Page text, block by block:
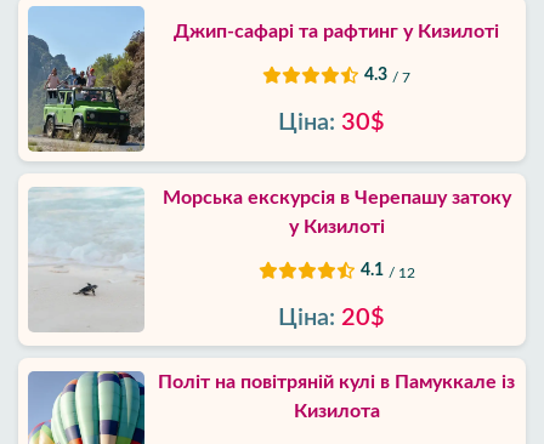
Джип-сафарі та рафтинг у Кизилоті
4.3 / 7
Ціна: 30$
Морська екскурсія в Черепашу затоку
у Кизилоті
4.1 / 12
Ціна: 20$
Політ на повітряній кулі в Памуккале із
Кизилота